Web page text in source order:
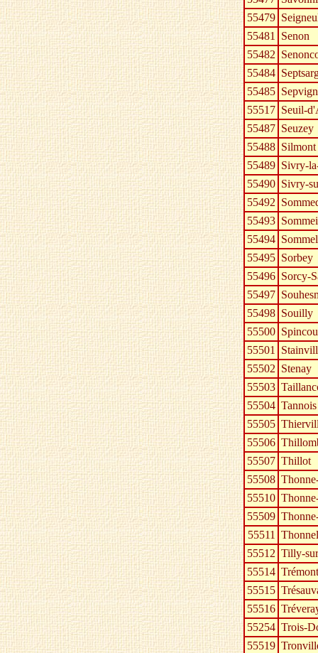
55479
55481 Senon
55482
55484
55485
55517 Seuil-
55487 Seuzey
55488 Silmont
55489 Sivry-
55490 Sivry-
55492
55493
55494
55495 Sorbey
55496 Sorcy-
55497
55498 Souilly
55500
55501
55502 Stenay
55503
55504 Tannois
55505
55506
55507 Thillot
55508
55510
55509
55511
55512 Tilly-
55514
55515
55516
55254 Trois-
55519